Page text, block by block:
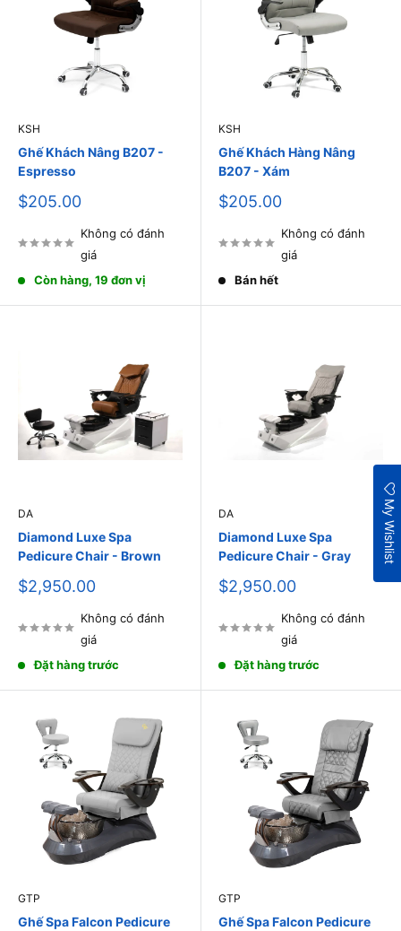
KSH
Ghế Khách Nâng B207 -
Espresso
Giá
$205.00
Không có đánh
giá
Còn hàng, 19 đơn vị
KSH
Ghế Khách Hàng Nâng
B207 - Xám
Giá
$205.00
Không có đánh
giá
Bán hết
DA
Diamond Luxe Spa
Pedicure Chair - Brown
Giá
bán
$2,950.00
Không có đánh
giá
Đặt hàng trước
DA
Diamond Luxe Spa
Pedicure Chair - Gray
Giá
bán
$2,950.00
Không có đánh
giá
Đặt hàng trước
GTP
Ghế Spa Falcon Pedicure
GTP
Ghế Spa Falcon Pedicure
My Wishlist